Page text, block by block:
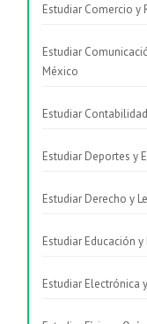
Estudiar Comercio y
Estudiar
México
Estudiar
Estudiar Deportes y
Estudiar Derecho y
Estudiar Educación
Estudiar Electrónica